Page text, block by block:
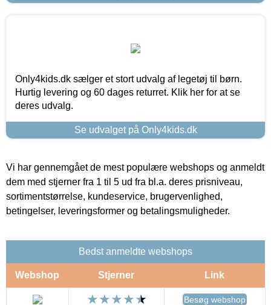
Only4kids.dk sælger et stort udvalg af legetøj til børn.
Hurtig levering og 60 dages returret. Klik her for at se
deres udvalg.
Se udvalget på Only4kids.dk
Vi har gennemgået de mest populære webshops og anmeldt
dem med stjerner fra 1 til 5 ud fra bl.a. deres prisniveau,
sortimentstørrelse, kundeservice, brugervenlighed,
betingelser, leveringsformer og betalingsmuligheder.
Bedst anmeldte webshops
Webshop Stjerner Link
Besøg webshop